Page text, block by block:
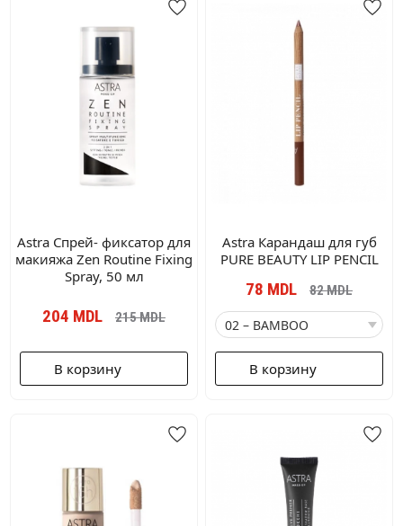
Astra Спрей- фиксатор для
макияжа Zen Routine Fixing
Spray, 50 мл
204 MDL 215MDL
В корзину
Astra Карандаш для губ
PURE BEAUTY LIP PENCIL
78 MDL 82MDL
В корзину